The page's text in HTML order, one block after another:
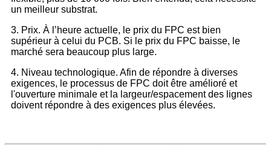
un meilleur substrat.
3. Prix. À l’heure actuelle, le prix du FPC est bien
supérieur à celui du PCB. Si le prix du FPC baisse, le
marché sera beaucoup plus large.
4. Niveau technologique. Afin de répondre à diverses
exigences, le processus de FPC doit être amélioré et
l'ouverture minimale et la largeur/espacement des lignes
doivent répondre à des exigences plus élevées.